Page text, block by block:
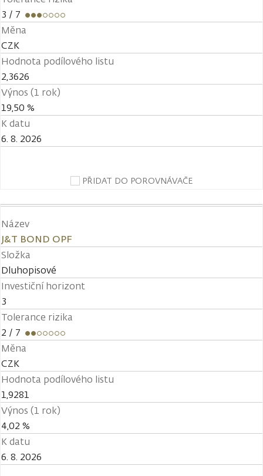
3 / 7
Měna
CZK
Hodnota podílového listu
2,3626
Výnos (1 rok)
19,50 %
K datu
6. 8. 2026
PŘIDAT DO POROVNÁVAČE
Název
J&T BOND OPF
Složka
Dluhopisové
Investiční horizont
3
Tolerance rizika
2 / 7
Měna
CZK
Hodnota podílového listu
1,9281
Výnos (1 rok)
4,02 %
K datu
6. 8. 2026